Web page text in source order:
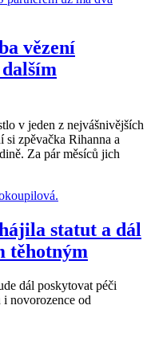
vězení
v jeden z nejvášnivějších
si zpěvačka Rihanna a
Za pár měsíců jich
statut a dál
těhotným
dál poskytovat péči
novorozence od